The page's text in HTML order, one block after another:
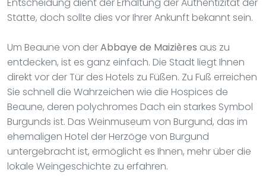
Stätte, doch sollte dies vor Ihrer Ankunft bekannt sein.
Um Beaune von derAbbaye de Maizières aus zu
entdecken, ist es ganz einfach. Die Stadt liegt Ihnen
direkt vor der Tür des Hotels zu Füßen. Zu Fuß erreichen
Sie schnell die Wahrzeichen wie die Hospices de
Beaune, deren polychromes Dach ein starkes Symbol
Burgunds ist. Das Weinmuseum von Burgund, das im
ehemaligen Hotel der Herzöge von Burgund
untergebracht ist, ermöglicht es Ihnen, mehr über die
lokale Weingeschichte zu erfahren.